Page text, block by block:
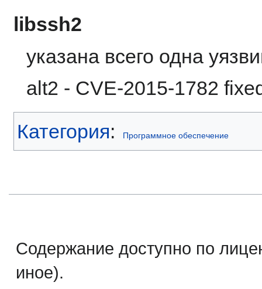
libssh2
указана всего одна
alt2 - CVE-2015-1782
Категория: Программное обеспечение
Содержание доступно по
иное).